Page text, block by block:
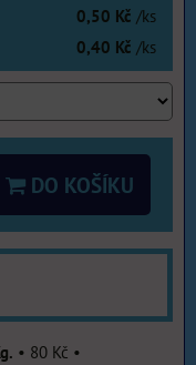
0,50 Kč /ks
0,40 Kč /ks
DO KOŠÍKU
• 80 Kč •